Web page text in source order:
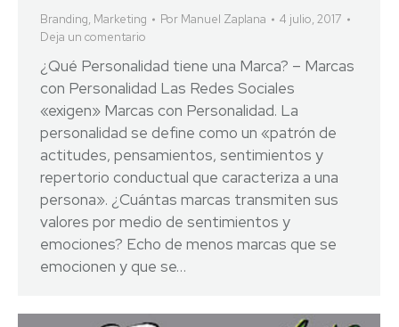
Branding, Marketing Por Manuel Zaplana
4 julio, 2017
Deja un comentario
¿Qué Personalidad tiene una Marca? – Marcas
con Personalidad Las Redes Sociales
«exigen» Marcas con Personalidad. La
personalidad se define como un «patrón de
actitudes, pensamientos, sentimientos y
repertorio conductual que caracteriza a una
persona». ¿Cuántas marcas transmiten sus
valores por medio de sentimientos y
emociones? Echo de menos marcas que se
emocionen y que se…